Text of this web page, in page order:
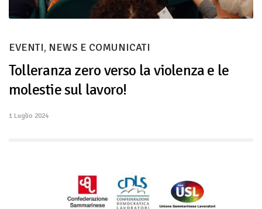
EVENTI, NEWS E COMUNICATI
Tolleranza zero verso la violenza e le
molestie sul lavoro!
1 Luglio 2024